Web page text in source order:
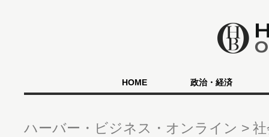
HOME 政治・経済
ハーバー・ビジネス・オンライン